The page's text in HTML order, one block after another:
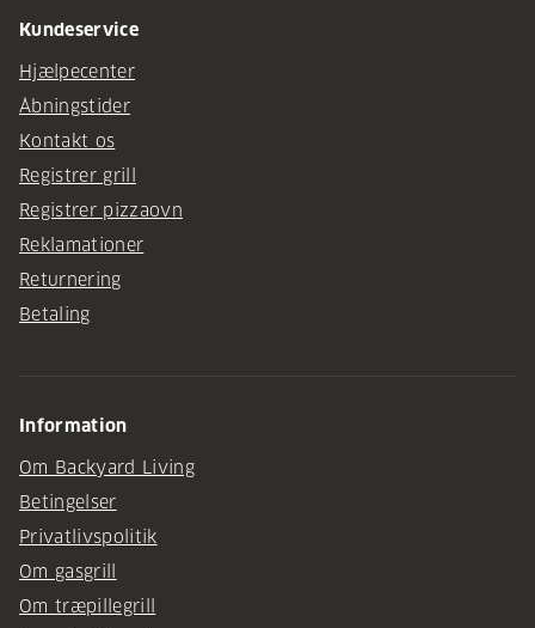
Kundeservice
Hjælpecenter
Åbningstider
Kontakt os
Registrer grill
Registrer pizzaovn
Reklamationer
Returnering
Betaling
Information
Om Backyard Living
Betingelser
Privatlivspolitik
Om gasgrill
Om træpillegrill